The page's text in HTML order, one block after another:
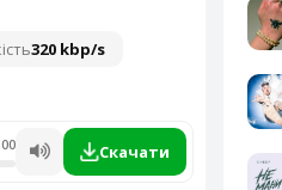
320 kbp/s
Скачати